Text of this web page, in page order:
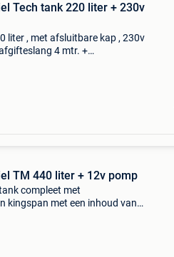
Tech tank 220 liter + 230v
liter , met afsluitbare kap , 230v
4 mtr. +
TM 440 liter + 12v pomp
compleet met
kingspan met een inhoud van